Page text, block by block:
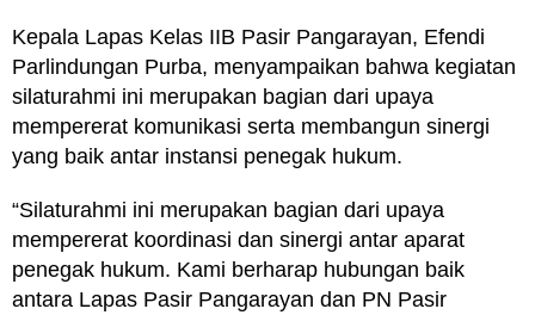
Kepala Lapas Kelas IIB Pasir Pangarayan, Efendi
Parlindungan Purba, menyampaikan bahwa kegiatan
silaturahmi ini merupakan bagian dari upaya
mempererat komunikasi serta membangun sinergi
yang baik antar instansi penegak hukum.
“Silaturahmi ini merupakan bagian dari upaya
mempererat koordinasi dan sinergi antar aparat
penegak hukum. Kami berharap hubungan baik
antara Lapas Pasir Pangarayan dan PN Pasir